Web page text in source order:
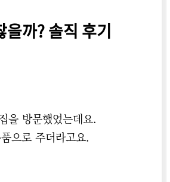
까? 솔직 후기
을 방문했었는데요.
으로 주더라고요.